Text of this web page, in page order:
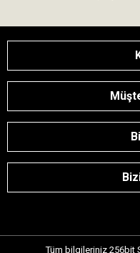
Tüm bilgileriniz 256bit